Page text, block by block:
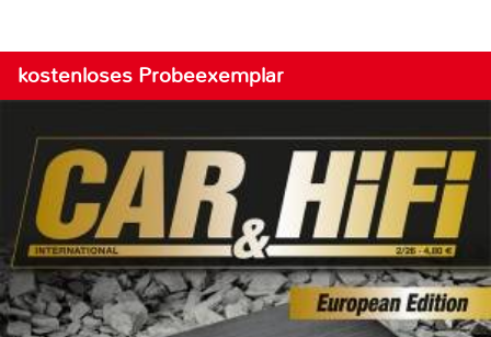
kostenloses Probeexemplar